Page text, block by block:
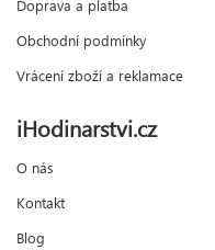
Doprava a platba
Obchodní podmínky
Vrácení zboží a reklamace
iHodinarstvi.cz
O nás
Kontakt
Blog